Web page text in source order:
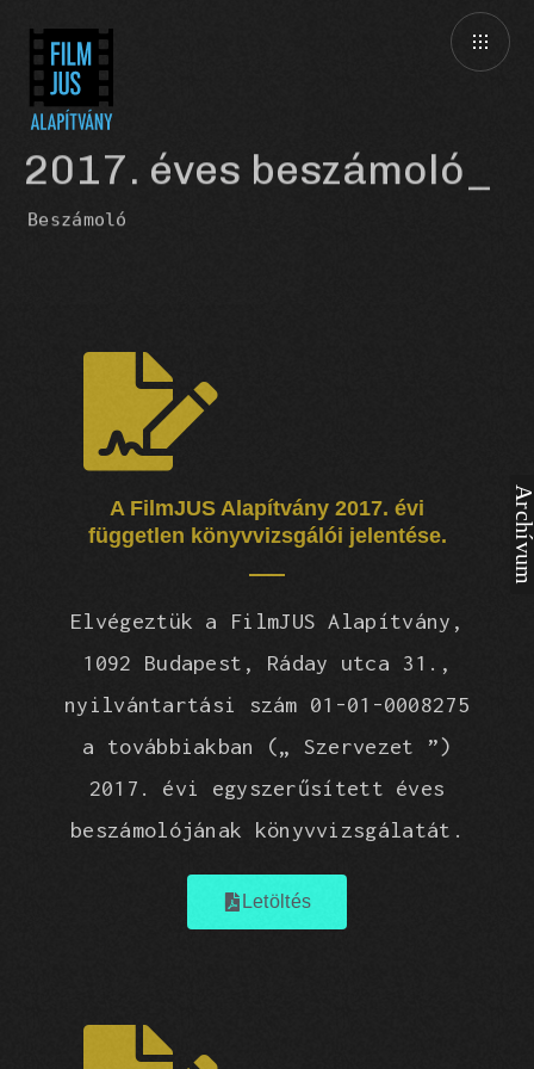
2017. éves beszámoló
Beszámoló
A FilmJUS Alapítvány 2017. évi
független könyvvizsgálói jelentése.
Elvégeztük a FilmJUS Alapítvány,
1092 Budapest, Ráday utca 31.,
nyilvántartási szám 01-01-0008275
a továbbiakban („ Szervezet ”)
2017. évi egyszerűsített éves
beszámolójának könyvvizsgálatát .
Letöltés